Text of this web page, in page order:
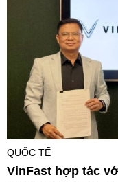
QUỐC TẾ
VinFast hợp tác